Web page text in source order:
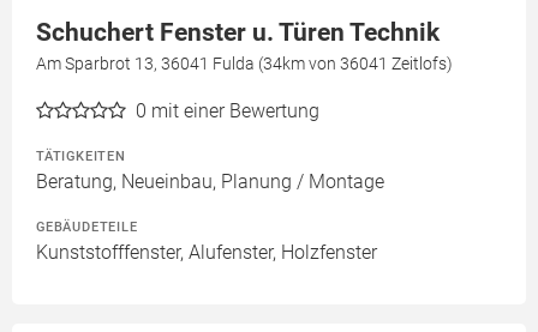
Schuchert Fenster u. Türen Technik
Am Sparbrot 13, 36041 Fulda (34km von 36041 Zeitlofs)
0 mit einer Bewertung
TÄTIGKEITEN
Beratung, Neueinbau, Planung / Montage
GEBÄUDETEILE
Kunststofffenster, Alufenster, Holzfenster